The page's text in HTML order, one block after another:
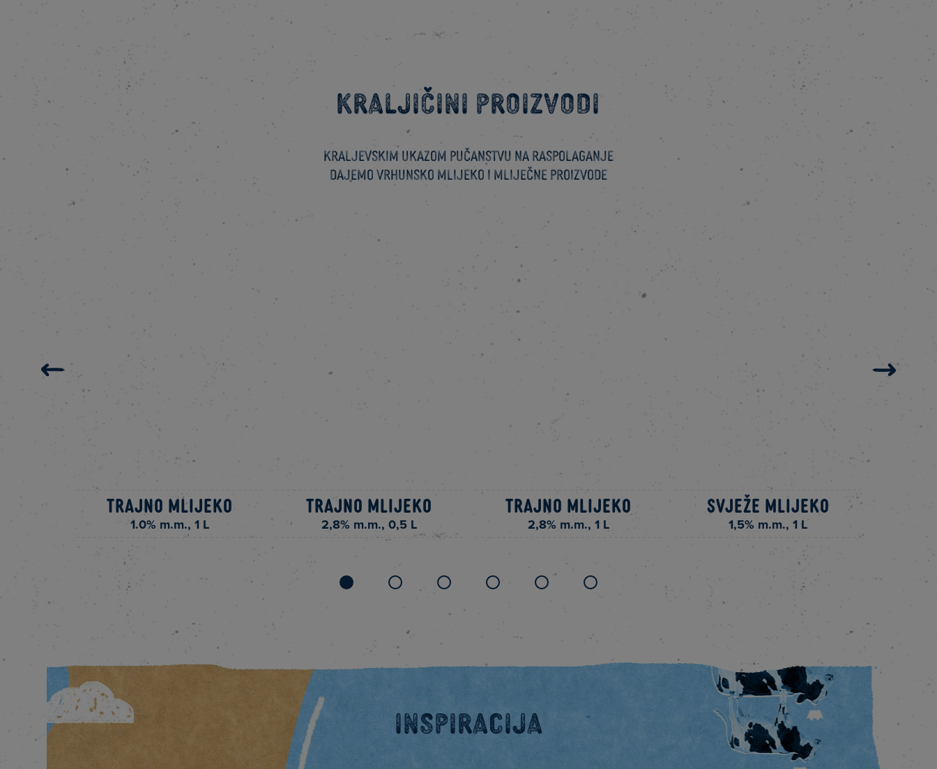
Kraljičini proizvodi
Kraljevskim ukazom pučanstvu na raspolaganje
dajemo vrhunsko mlijeko i mliječne proizvode
Trajno mlijeko
1.0% m.m., 1 L
Trajno mlijeko
2,8% m.m., 0,5 L
Trajno mlijeko
2,8% m.m., 1 L
Svježe mlijeko
1,5% m.m., 1 L
Inspiracija